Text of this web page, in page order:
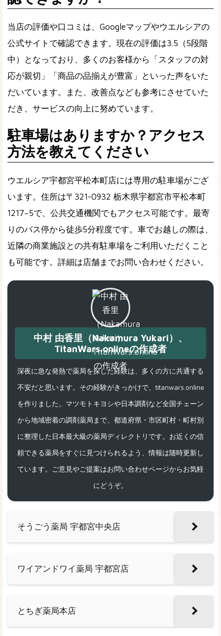
当店の評価や口コミは、Googleマップやウエルシアの
公式サイトで確認できます。現在の評価は3.5（5段階
中）となっており、多くのお客様から「スタッフの対
応が親切」「商品の品揃えが豊富」といった声をいた
だいています。また、改善点なども参考にさせていた
だき、サービスの向上に努めています。
駐車場はありますか？アクセス
方法を教えてください
ウエルシア宇都宮平松本町店には専用の駐車場がござ
います。住所は〒321-0932 栃木県宇都宮市平松本町
1217−5で、公共交通機関でもアクセス可能です。最寄
りのバス停から徒歩5分程度です。車でお越しの際は、
近隣の商業施設との共有駐車場をご利用いただくこと
も可能です。詳細は店舗までお問い合わせください。
中村 由香里（Nakamura Yukari）、
TitanWars.onlineの作成者
深夜に急な発熱で薬局を探した経験は、多くの方に共通する
不安だと思います。その経験がきっかけで、titanwars.online
を作りました。マツモトキヨシや日本調剤など全国チェーン
から地域密着の調剤薬局まで、都道府県・市区町村・町村別
に整理した日本最大級の薬局ディレクトリです。お近くの信
頼できる薬局をすぐに見つけられるよう、情報は随時更新し
ています。ご意見やご提案はお問い合わせページからお気軽
にどうぞ。
そうごう薬局 宇都宮中央店
ワイアンドワイ薬局 宇都宮店
とちぎ薬局本店